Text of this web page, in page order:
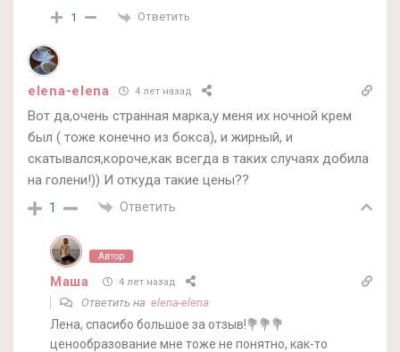
1 Ответить
elena-elena 4 лет назад
Вот да,очень странная марка,у меня их ночной крем
был ( тоже конечно из бокса), и жирный, и
скатывался,короче,как всегда в таких случаях добила
на голени!)) И откуда такие цены??
1 Ответить
Автор
Маша 4 лет назад
Ответить на elena-elena
Лена, спасибо большое за отзыв!💐💐💐
ценообразование мне тоже не понятно, как-то